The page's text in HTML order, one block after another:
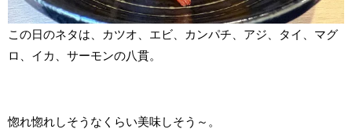
この日のネタは、カツオ、エビ、カンパチ、アジ、タイ、マグ
ロ、イカ、サーモンの八貫。
惚れ惚れしそうなくらい美味しそう～。